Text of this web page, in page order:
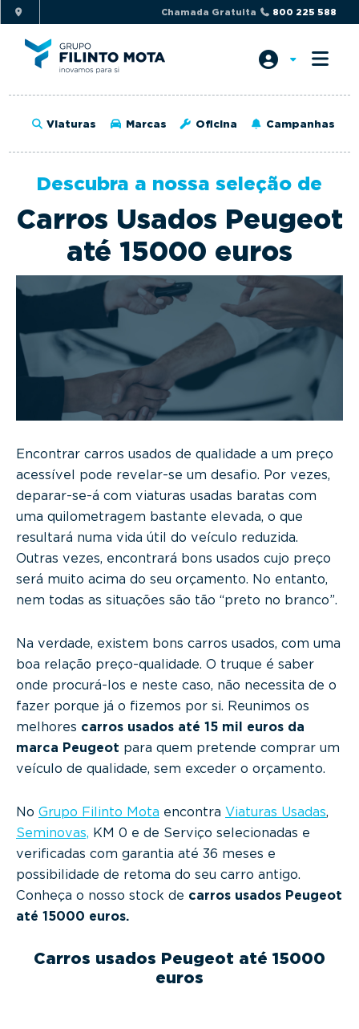
i
p
t
o
r
a
o
n
i
p
t
o
a
c
Chamada Gratuita 800 225 588
Viaturas Marcas Oficina Campanhas
Descubra a nossa seleção de
Carros Usados Peugeot
até 15000 euros
Encontrar carros usados de qualidade a um preço
acessível pode revelar-se um desafio. Por vezes,
deparar-se-á com viaturas usadas baratas com
uma quilometragem bastante elevada, o que
resultará numa vida útil do veículo reduzida.
Outras vezes, encontrará bons usados cujo preço
será muito acima do seu orçamento. No entanto,
nem todas as situações são tão “preto no branco”.
Na verdade, existem bons carros usados, com uma
boa relação preço-qualidade. O truque é saber
onde procurá-los e neste caso, não necessita de o
fazer porque já o fizemos por si. Reunimos os
melhores carros usados até 15 mil euros da
marca Peugeot para quem pretende comprar um
veículo de qualidade, sem exceder o orçamento.
No Grupo Filinto Mota encontra Viaturas Usadas,
Seminovas, KM 0 e de Serviço selecionadas e
verificadas com garantia até 36 meses e
possibilidade de retoma do seu carro antigo.
Conheça o nosso stock de carros usados Peugeot
até 15000 euros.
Carros usados Peugeot até 15000
euros